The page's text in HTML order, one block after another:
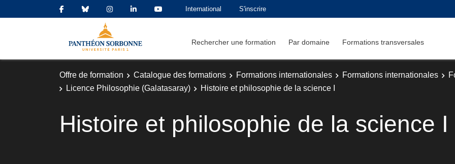
International S'inscrire
Rechercher une formation Par domaine Formations transversales
Offre de formation Catalogue des formations Formations internationales Formations internationales
Licence Philosophie (Galatasaray)
Histoire et philosophie de la science I
Histoire et philosophie de la science I